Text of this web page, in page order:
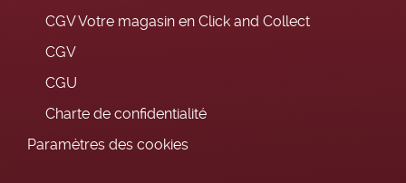
CGV Votre magasin en Click and Collect
CGV
CGU
Charte de confidentialité
Paramètres des cookies